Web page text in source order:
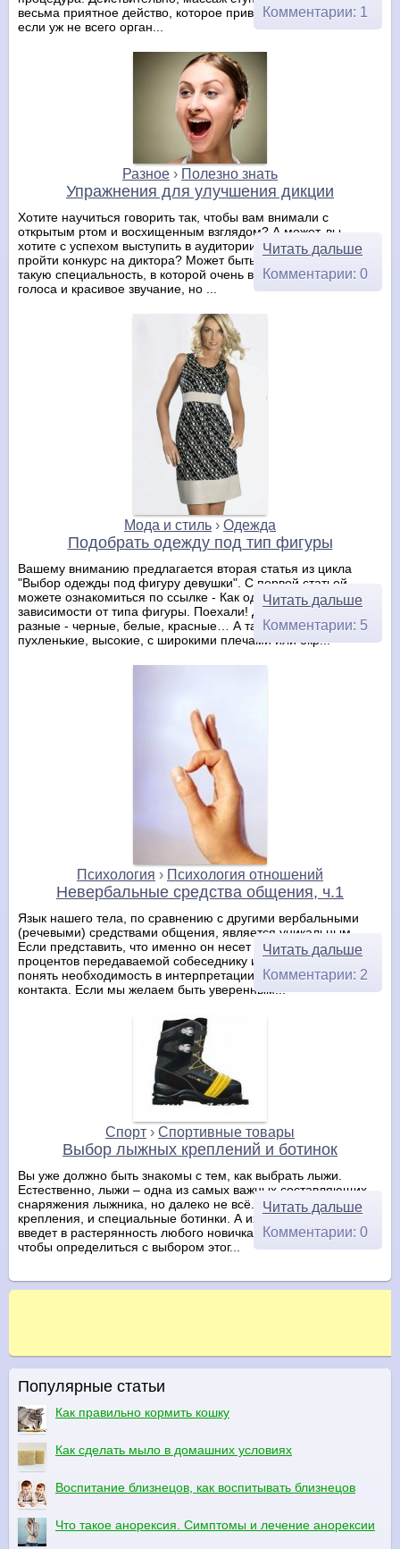
весьма приятное действо, которое приводит к перерождению
если уж не всего орган...
Комментарии: 1
Разное › Полезно знать
Упражнения для улучшения дикции
Хотите научиться говорить так, чтобы вам внимали с
открытым ртом и восхищенным взглядом? А может, вы
хотите с успехом выступить в аудитории или даже блестяще
пройти конкурс на диктора? Может быть, вы хотели иметь
такую специальность, в которой очень важна постановка
голоса и красивое звучание, но ...
Читать дальше
Комментарии: 0
Мода и стиль › Одежда
Подобрать одежду под тип фигуры
Вашему вниманию предлагается вторая статья из цикла
"Выбор одежды под фигуру девушки". С первой статьей
можете ознакомиться по ссылке - Как одеваться в
зависимости от типа фигуры. Поехали! Девушки бывают
разные - черные, белые, красные… А также худые,
пухленькие, высокие, с широкими плечами или окр...
Читать дальше
Комментарии: 5
Психология › Психология отношений
Невербальные средства общения, ч.1
Язык нашего тела, по сравнению с другими вербальными
(речевыми) средствами общения, является уникальным.
Если представить, что именно он несет от 60 до 80
процентов передаваемой собеседнику информации, легко
понять необходимость в интерпретации этого способа
контакта. Если мы желаем быть уверенным...
Читать дальше
Комментарии: 2
Спорт › Спортивные товары
Выбор лыжных креплений и ботинок
Вы уже должно быть знакомы с тем, как выбрать лыжи.
Естественно, лыжи – одна из самых важных составляющих
снаряжения лыжника, но далеко не всё. Понадобятся и
крепления, и специальные ботинки. А их многообразие
введет в растерянность любого новичка в лыжном спорте. И
чтобы определиться с выбором этог...
Читать дальше
Комментарии: 0
Популярные статьи
Как правильно кормить кошку
Как сделать мыло в домашних условиях
Воспитание близнецов, как воспитывать близнецов
Что такое анорексия. Симптомы и лечение анорексии